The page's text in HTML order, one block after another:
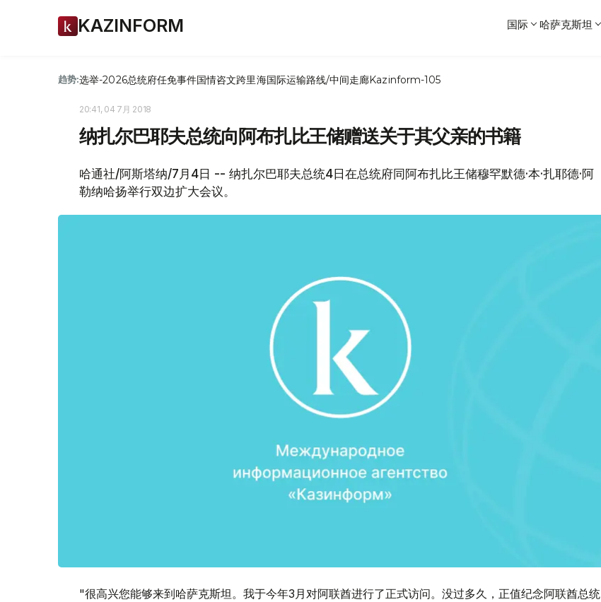
KAZINFORM 国际 哈萨克斯坦
趋势:选举-2026总统府任免事件国情咨文跨里海国际运输路线/中间走廊Kazinform-105
20:41, 04 7月 2018
纳扎尔巴耶夫总统向阿布扎比王储赠送关于其父亲的书籍
哈通社/阿斯塔纳/7月4日 -- 纳扎尔巴耶夫总统4日在总统府同阿布扎比王储穆罕默德·本·扎耶德·阿
勒纳哈扬举行双边扩大会议。
"很高兴您能够来到哈萨克斯坦。我于今年3月对阿联酋进行了正式访问。没过多久，正值纪念阿联酋总统